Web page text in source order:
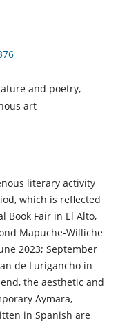
and poetry,
art
literary activity
which is reflected
Book Fair in El Alto,
Mapuche-Williche
2023; September
de Lurigancho in
the aesthetic and
Aymara,
in Spanish are